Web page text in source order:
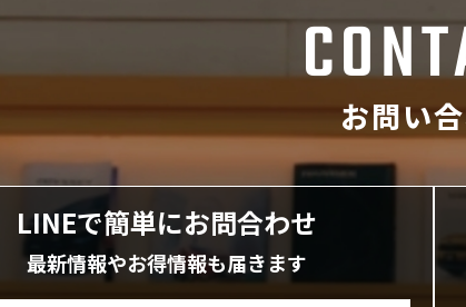
お問い
LINEで簡単にお問合わせ
最新情報やお得情報も届きます